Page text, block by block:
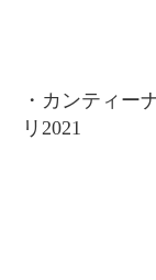
・カンティー
リ2021